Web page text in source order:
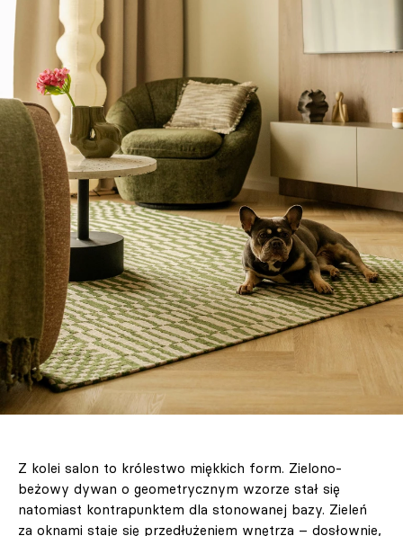
Z kolei salon to królestwo miękkich form. Zielono-
beżowy dywan o geometrycznym wzorze stał się
natomiast kontrapunktem dla stonowanej bazy. Zieleń
za oknami staje się przedłużeniem wnętrza – dosłownie,